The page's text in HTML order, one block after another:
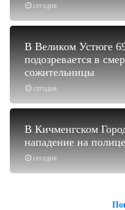
сегодня
сегодня
В Великом Устюге
подозревается в
сожительницы
сегодня
В Кичменгском
нападение на